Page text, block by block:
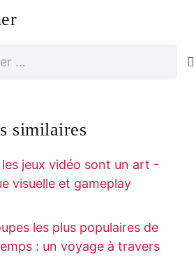
similaires
les jeux vidéo sont un art -
visuelle et gameplay
les plus populaires de
: un voyage à travers